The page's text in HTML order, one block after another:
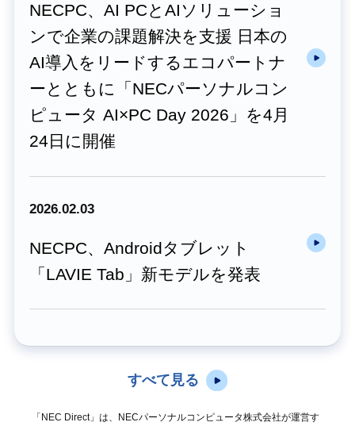
NECPC、AI PCとAIソリューショ
ンで企業の課題解決を支援 日本の
AI導入をリードするエコパートナ
ーとともに「NECパーソナルコン
ピュータ AI×PC Day 2026」を4月
24日に開催
2026.02.03
NECPC、Androidタブレット
「LAVIE Tab」新モデルを発表
すべて見る
「NEC Direct」は、NECパーソナルコンピュータ株式会社が運営す